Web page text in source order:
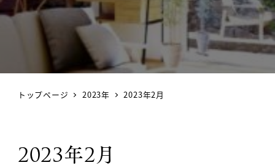
トップページ 2023年 2023年2月
2023年2月